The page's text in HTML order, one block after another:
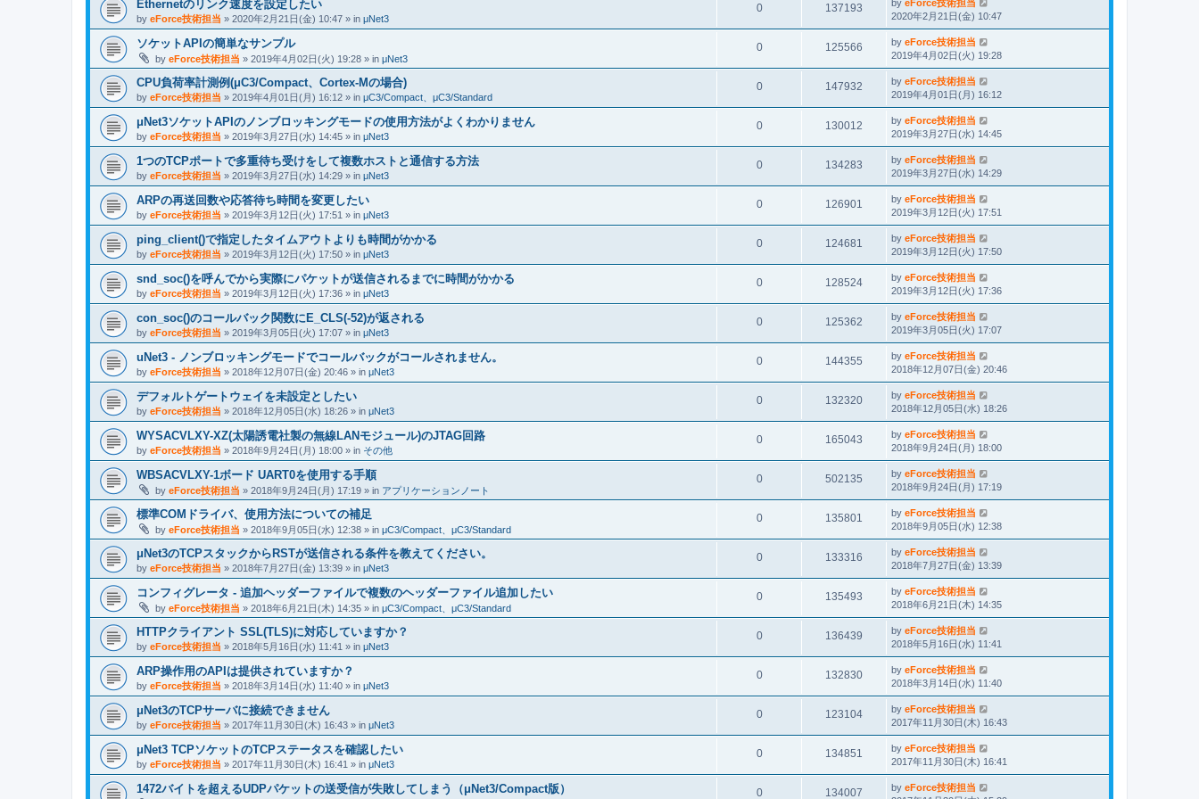
Ethernetのリンク速度を設定したい
by eForce技術担当 » 2020年2月21日(金) 10:47 » in μNet3
0 137193 by eForce技術担当
2020年2月21日(金) 10:47
ソケットAPIの簡単なサンプル
by eForce技術担当 » 2019年4月02日(火) 19:28 » in μNet3
0 125566 by eForce技術担当
2019年4月02日(火) 19:28
CPU負荷率計測例(μC3/Compact、Cortex-Mの場合)
by eForce技術担当 » 2019年4月01日(月) 16:12 » in μC3/Compact、μC3/Standard
0 147932 by eForce技術担当
2019年4月01日(月) 16:12
μNet3ソケットAPIのノンブロッキングモードの使用方法がよくわかりません
by eForce技術担当 » 2019年3月27日(水) 14:45 » in μNet3
0 130012 by eForce技術担当
2019年3月27日(水) 14:45
1つのTCPポートで多重待ち受けをして複数ホストと通信する方法
by eForce技術担当 » 2019年3月27日(水) 14:29 » in μNet3
0 134283 by eForce技術担当
2019年3月27日(水) 14:29
ARPの再送回数や応答待ち時間を変更したい
by eForce技術担当 » 2019年3月12日(火) 17:51 » in μNet3
0 126901 by eForce技術担当
2019年3月12日(火) 17:51
ping_client()で指定したタイムアウトよりも時間がかかる
by eForce技術担当 » 2019年3月12日(火) 17:50 » in μNet3
0 124681 by eForce技術担当
2019年3月12日(火) 17:50
snd_soc()を呼んでから実際にパケットが送信されるまでに時間がかかる
by eForce技術担当 » 2019年3月12日(火) 17:36 » in μNet3
0 128524 by eForce技術担当
2019年3月12日(火) 17:36
con_soc()のコールバック関数にE_CLS(-52)が返される
by eForce技術担当 » 2019年3月05日(火) 17:07 » in μNet3
0 125362 by eForce技術担当
2019年3月05日(火) 17:07
uNet3 - ノンブロッキングモードでコールバックがコールされません。
by eForce技術担当 » 2018年12月07日(金) 20:46 » in μNet3
0 144355 by eForce技術担当
2018年12月07日(金) 20:46
デフォルトゲートウェイを未設定としたい
by eForce技術担当 » 2018年12月05日(水) 18:26 » in μNet3
0 132320 by eForce技術担当
2018年12月05日(水) 18:26
WYSACVLXY-XZ(太陽誘電社製の無線LANモジュール)のJTAG回路
by eForce技術担当 » 2018年9月24日(月) 18:00 » in その他
0 165043 by eForce技術担当
2018年9月24日(月) 18:00
WBSACVLXY-1ボード UART0を使用する手順
by eForce技術担当 » 2018年9月24日(月) 17:19 » in アプリケーションノート
0 502135 by eForce技術担当
2018年9月24日(月) 17:19
標準COMドライバ、使用方法についての補足
by eForce技術担当 » 2018年9月05日(水) 12:38 » in μC3/Compact、μC3/Standard
0 135801 by eForce技術担当
2018年9月05日(水) 12:38
μNet3のTCPスタックからRSTが送信される条件を教えてください。
by eForce技術担当 » 2018年7月27日(金) 13:39 » in μNet3
0 133316 by eForce技術担当
2018年7月27日(金) 13:39
コンフィグレータ - 追加ヘッダーファイルで複数のヘッダーファイル追加したい
by eForce技術担当 » 2018年6月21日(木) 14:35 » in μC3/Compact、μC3/Standard
0 135493 by eForce技術担当
2018年6月21日(木) 14:35
HTTPクライアント SSL(TLS)に対応していますか？
by eForce技術担当 » 2018年5月16日(水) 11:41 » in μNet3
0 136439 by eForce技術担当
2018年5月16日(水) 11:41
ARP操作用のAPIは提供されていますか？
by eForce技術担当 » 2018年3月14日(水) 11:40 » in μNet3
0 132830 by eForce技術担当
2018年3月14日(水) 11:40
μNet3のTCPサーバに接続できません
by eForce技術担当 » 2017年11月30日(木) 16:43 » in μNet3
0 123104 by eForce技術担当
2017年11月30日(木) 16:43
μNet3 TCPソケットのTCPステータスを確認したい
by eForce技術担当 » 2017年11月30日(木) 16:41 » in μNet3
0 134851 by eForce技術担当
2017年11月30日(木) 16:41
1472バイトを超えるUDPパケットの送受信が失敗してしまう（μNet3/Compact版） 0 134007 by eForce技術担当